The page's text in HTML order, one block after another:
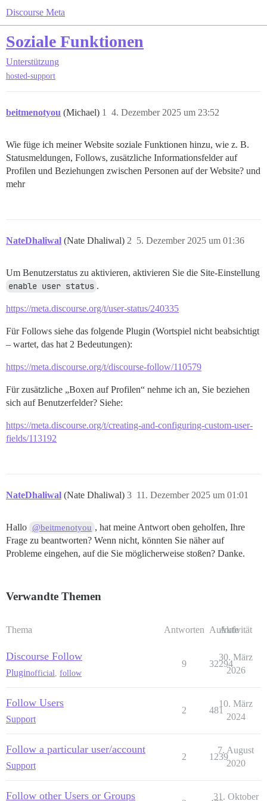
Discourse Meta
Soziale Funktionen
Unterstützung
hosted-support
beitmenotyou (Michael) 4. Dezember 2025 um 23:52
1
Wie füge ich meiner Website soziale Funktionen hinzu, wie z. B.
Statusmeldungen, Follows, zusätzliche Informationsfelder auf
Profilen und Beziehungen zwischen Personen auf der Website? und
mehr
NateDhaliwal (Nate Dhaliwal) 5. Dezember 2025 um 01:36
2
Um Benutzerstatus zu aktivieren, aktivieren Sie die Site-Einstellung
enable user status .
https://meta.discourse.org/t/user-status/240335
Für Follows siehe das folgende Plugin (Wortspiel nicht beabsichtigt
– wartet, das hat 2 Bedeutungen):
https://meta.discourse.org/t/discourse-follow/110579
Für zusätzliche „Boxen auf Profilen“ nehme ich an, Sie beziehen
sich auf Benutzerfelder? Siehe:
https://meta.discourse.org/t/creating-and-configuring-custom-user-
fields/113192
NateDhaliwal (Nate Dhaliwal) 11. Dezember 2025 um 01:01
3
Hallo @beitmenotyou , hat meine Antwort oben geholfen, Ihre
Frage zu beantworten? Wenn nicht, könnten Sie näher auf
Probleme eingehen, auf die Sie möglicherweise stoßen? Danke.
Verwandte Themen
Thema Antworten Aufrufe
Aktivität
Discourse Follow
Pluginofficial follow
9 32294
30. März
2026
Follow Users
Support
2 481
10. März
2024
Follow a particular user/account
Support
2 1239
7. August
2020
Follow other Users or Groups 31. Oktober